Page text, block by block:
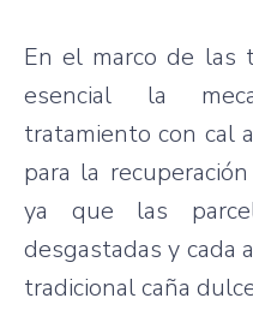
En el marco de las
esencial la
tratamiento con cal
para la recuperación
ya
que las
desgastadas y cada
tradicionalcaña